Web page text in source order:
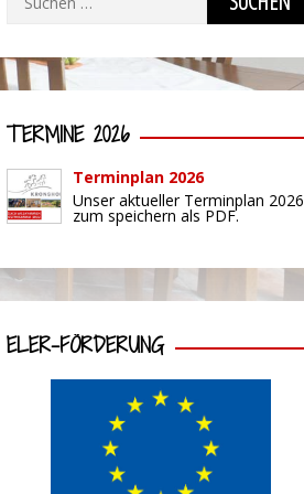
TERMINE 2026
Terminplan 2026
Unser aktueller Terminplan 2026
zum speichern als PDF.
ELER-FÖRDERUNG